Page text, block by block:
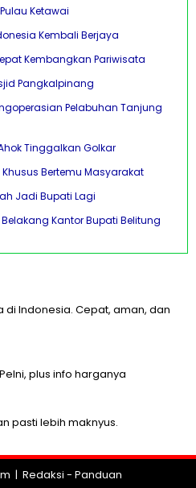
Ketawai
Kembali Berjaya
Kembangkan Pariwisata
Pangkalpinang
Pelabuhan Tanjung
Tinggalkan Golkar
Bertemu Masyarakat
Jadi Bupati Lagi
Kantor Bupati Belitung
Indonesia. Cepat, aman, dan
plus info harganya
pasti lebih maknyus.
| Redaksi - Panduan